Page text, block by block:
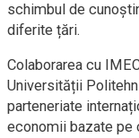
schimbul de
diferite țări.
Colaborarea cu
Universității
parteneriate
economii bazate pe